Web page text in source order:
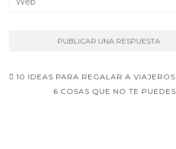
Navegación
10 IDEAS PARA REGALAR A VIAJEROS
6 COSAS QUE NO TE